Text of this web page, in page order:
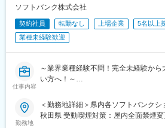
す（その分は平日に振替休日を取得す
り（待機手当有）
・休日に大規模な設置作業がある等、
は、休日出勤の可能性があります（そ
で帰社が遅くなる場合が想定される
適用する。
■当社の特徴：
・キヤノン製品だけでなく、他社の製
ソフトバンク株式会社
契約社員 転勤なし 上場企業 5名以上
業種未経験歓迎
仕事内容
～業界業種経験不問！完全未経験か
い方へ！～
●研修充実で完全未経験でも安心！入
ご用意
勤務地
＜勤務地詳細＞県内各ソフトバンクシ
秋田県 受動喫煙対策：屋内全面禁煙